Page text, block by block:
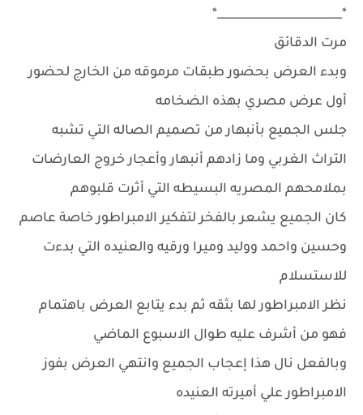
*______________________*
مرت الدقائق
وبدء العرض بحضور طبقات مرموقه من الخارج لحضور
أول عرض مصري بهذه الضخامه
جلس الجميع بأنبهار من تصميم الصاله التي تشبه
التراث الغربي وما زادهم أنبهار وأعجار خروج العارضات
بملامحهم المصريه البسيطه التي أثرت قلبوهم
كان الجميع يشعر بالفخر لتفكير الامبراطور خاصة عاصم
وحسين واحمد ووليد وميرا ورقيه والعنيده التي بدءت
للاستسلام
نظر الامبراطور لها بثقه ثم بدء يتابع العرض باهتمام
فهو من أشرف عليه طوال الاسبوع الماضي
وبالفعل نال هذا إعجاب الجميع وانتهي العرض بفوز
الامبراطور علي أميرته العنيده